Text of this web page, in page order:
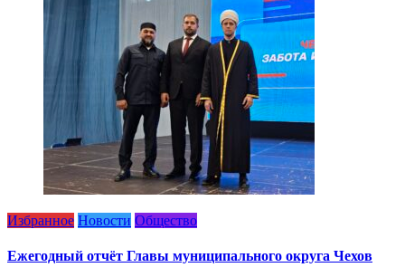
Избранное Новости Общество
Ежегодный отчёт Главы муниципального округа Чехов